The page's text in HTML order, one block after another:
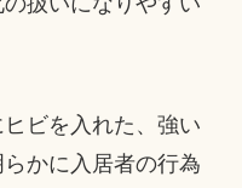
ビを入れた、強い
かに入居者の行為